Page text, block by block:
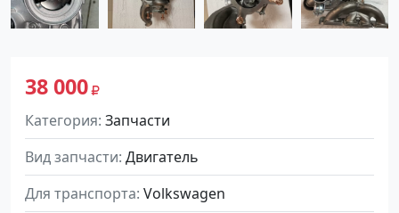
38 000
Категория Запчасти
Вид запчасти Двигатель
Для транспорта Volkswagen